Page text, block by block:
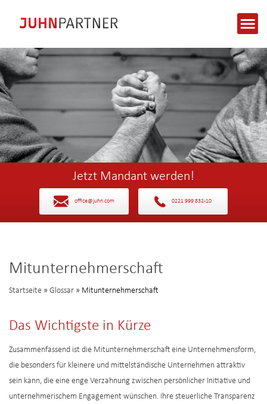
Jetzt Mandant werden!
office@juhn.com 0221 999 832-10
Mitunternehmerschaft
Startseite » Glossar » Mitunternehmerschaft
Das Wichtigste in Kürze
Zusammenfassend ist die Mitunternehmerschaft eine Unternehmensform,
die besonders für kleinere und mittelständische Unternehmen attraktiv
sein kann, die eine enge Verzahnung zwischen persönlicher Initiative und
unternehmerischem Engagement wünschen. Ihre steuerliche Transparenz